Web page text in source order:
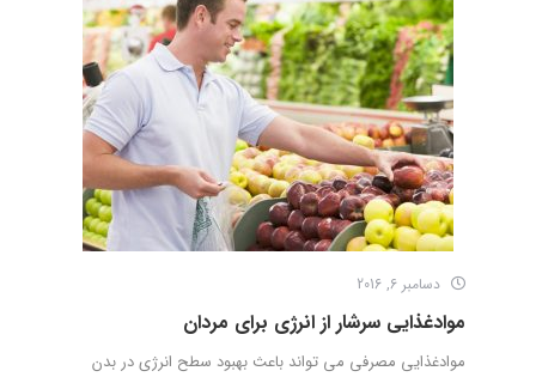
دسامبر 6, 2016
موادغذایی سرشار از انرژی برای مردان
موادغذایی مصرفی می تواند باعث بهبود سطح انرژی در بدن